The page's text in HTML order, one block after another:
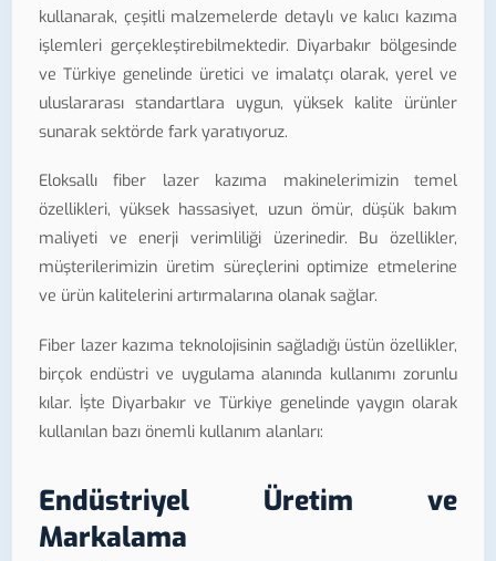
kullanarak, çeşitli malzemelerde detaylı ve kalıcı kazıma
işlemleri gerçekleştirebilmektedir. Diyarbakır bölgesinde
ve Türkiye genelinde üretici ve imalatçı olarak, yerel ve
uluslararası standartlara uygun, yüksek kalite ürünler
sunarak sektörde fark yaratıyoruz.
Eloksallı fiber lazer kazıma makinelerimizin temel
özellikleri, yüksek hassasiyet, uzun ömür, düşük bakım
maliyeti ve enerji verimliliği üzerinedir. Bu özellikler,
müşterilerimizin üretim süreçlerini optimize etmelerine
ve ürün kalitelerini artırmalarına olanak sağlar.
Fiber lazer kazıma teknolojisinin sağladığı üstün özellikler,
birçok endüstri ve uygulama alanında kullanımı zorunlu
kılar. İşte Diyarbakır ve Türkiye genelinde yaygın olarak
kullanılan bazı önemli kullanım alanları:
Endüstriyel Üretim ve
Markalama